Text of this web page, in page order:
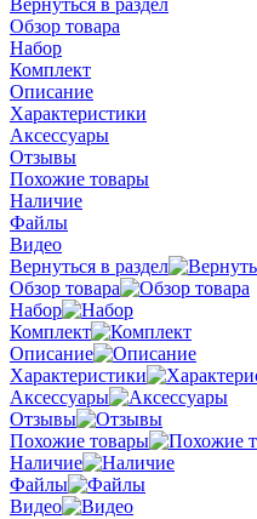
Вернуться в раздел
Обзор товара
Набор
Комплект
Описание
Характеристики
Аксессуары
Отзывы
Похожие товары
Наличие
Файлы
Видео
Вернуться в раздел
Обзор товара
Набор
Комплект
Описание
Характеристики
Аксессуары
Отзывы
Похожие товары
Наличие
Файлы
Видео